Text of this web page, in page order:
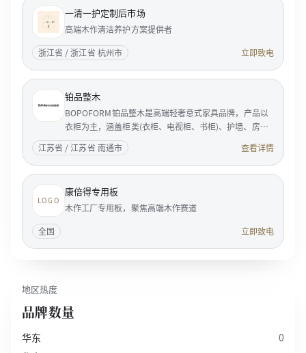
一清一护定制后市场
高端木作清洁养护方案提供者
浙江省 / 浙江省 杭州市
立即致电
铂品整木
BOPOFORM铂品整木是高端轻奢意式家具品牌，产品以
衣柜为主，涵盖柜类(衣柜、电视柜、书柜)、护墙、房
门。BOPOFORM是典型的意大利风格的家居企业，是享
誉国际家具...
江苏省 / 江苏省 南通市 查看详情
LOGO
康倍得专用板
木作工厂专用板，聚焦高端木作赛道
全国
立即致电
地区热度
品牌数量
华东
0